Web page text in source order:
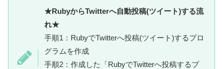
★RubyからTwitterへ自動投稿(ツイート)する流
れ★
手順1：RubyでTwitterへ投稿(ツイート)するプロ
グラムを作成
手順2：作成した「RubyでTwitterへ投稿するプ